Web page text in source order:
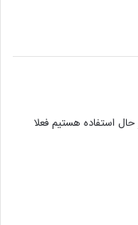
استفاده هستیم فعلا